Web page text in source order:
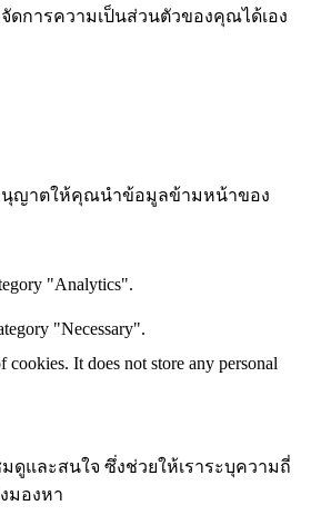
การความเป็นส่วนตัวของคุณได้เอง
อนุญาตให้คุณนำข้อมูลข้ามหน้าของ
"Analytics".
"Necessary".
It does not store any personal
ดูและสนใจ ซึ่งช่วยให้เราระบุความถี่
มองหา